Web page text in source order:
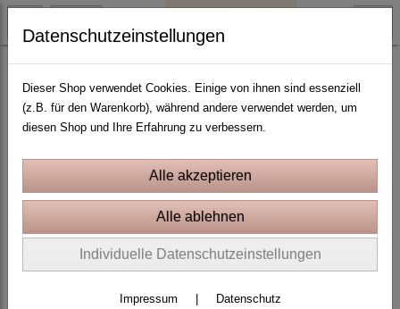
ITH Stickprojekte In the Hoop
Datenschutzeinstellungen
Dieser Shop verwendet Cookies. Einige von ihnen sind essenziell
(z.B. für den Warenkorb), während andere verwendet werden, um
diesen Shop und Ihre Erfahrung zu verbessern.
Individuelle Datenschutzeinstellungen
Impressum Datenschutz